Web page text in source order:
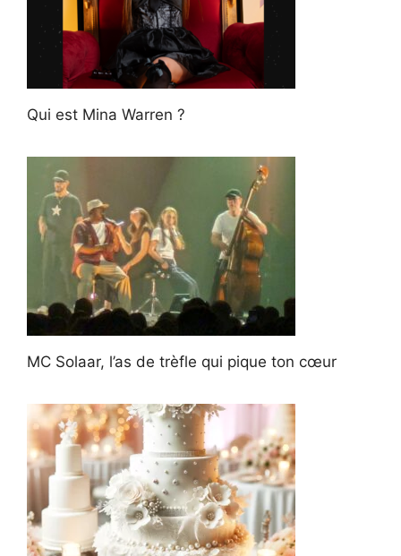
Qui est Mina Warren ?
MC Solaar, l’as de trèfle qui pique ton cœur